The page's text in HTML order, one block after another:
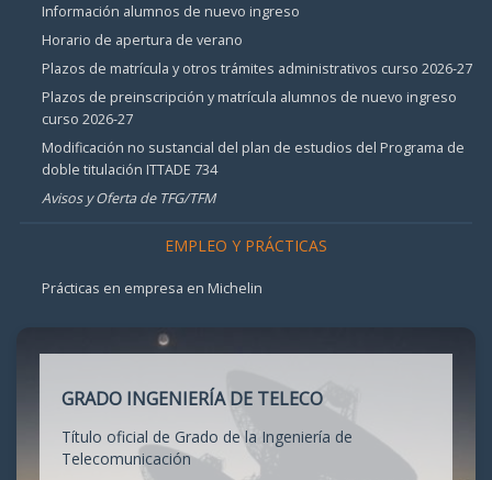
Información alumnos de nuevo ingreso
Horario de apertura de verano
Plazos de matrícula y otros trámites administrativos curso 2026-27
Plazos de preinscripción y matrícula alumnos de nuevo ingreso
curso 2026-27
Modificación no sustancial del plan de estudios del Programa de
doble titulación ITTADE 734
Avisos y Oferta de TFG/TFM
EMPLEO Y PRÁCTICAS
Prácticas en empresa en Michelin
GRADO INGENIERÍA DE TELECO
Título oficial de Grado de la Ingeniería de
Telecomunicación